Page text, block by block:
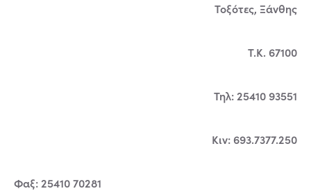
Τοξότες, Ξάνθης
Τ.Κ. 67100
Τηλ: 25410 93551
Κιν: 693.7377.250
Φαξ: 25410 70281